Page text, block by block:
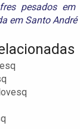
pesados em
em Santo André